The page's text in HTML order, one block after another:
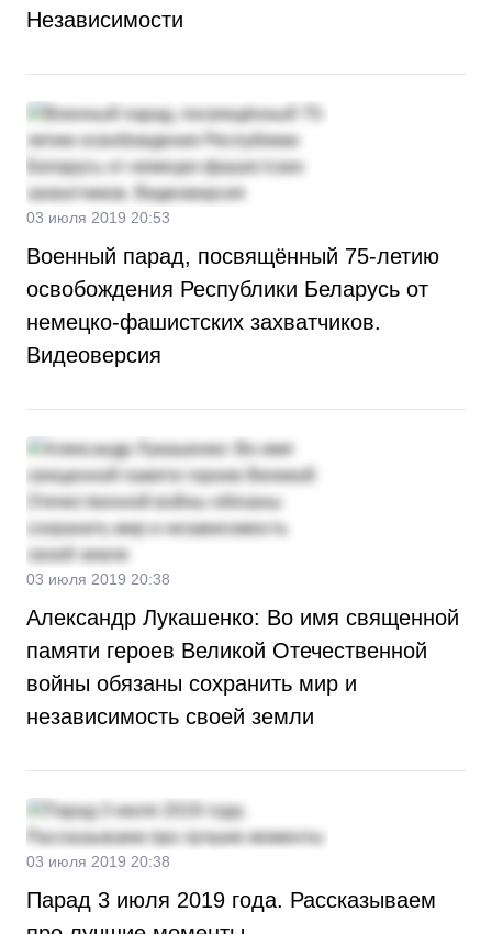
Независимости
03 июля 2019 20:53
Военный парад, посвящённый 75-летию
освобождения Республики Беларусь от
немецко-фашистских захватчиков.
Видеоверсия
03 июля 2019 20:38
Александр Лукашенко: Во имя священной
памяти героев Великой Отечественной
войны обязаны сохранить мир и
независимость своей земли
03 июля 2019 20:38
Парад 3 июля 2019 года. Рассказываем